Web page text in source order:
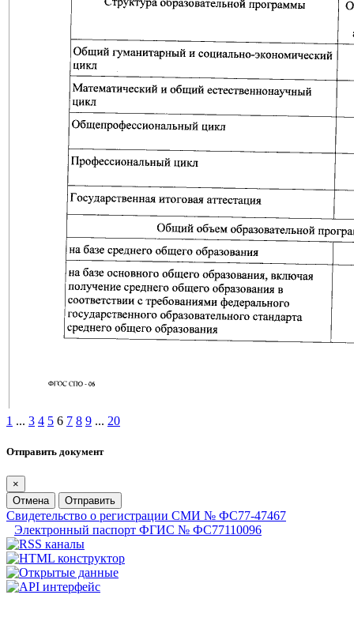
1 ... 3 4 5 6 7 8 9 ... 20
Отправить документ
×
Отмена
Отправить
Свидетельство о регистрации СМИ № ФС77-47467
Электронный паспорт ФГИС № ФС77110096